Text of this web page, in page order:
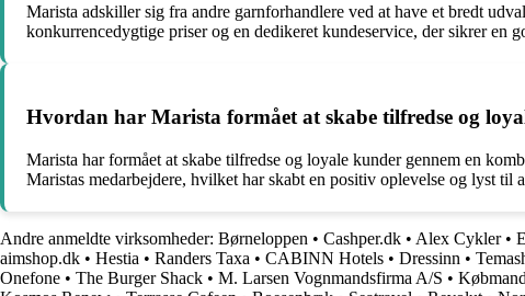
Marista adskiller sig fra andre garnforhandlere ved at have et bredt
konkurrencedygtige priser og en dedikeret kundeservice, der sikrer en
Hvordan har Marista formået at skabe tilfredse og
Marista har formået at skabe tilfredse og loyale kunder gennem en
Maristas medarbejdere, hvilket har skabt en positiv oplevelse og lyst til
Andre anmeldte virksomheder: Børneloppen • Cashper.dk • Alex Cykler•
aimshop.dk • Hestia • Randers Taxa • CABINN Hotels • Dressinn •
Onefone • The Burger Shack • M. Larsen Vognmandsfirma A/S •